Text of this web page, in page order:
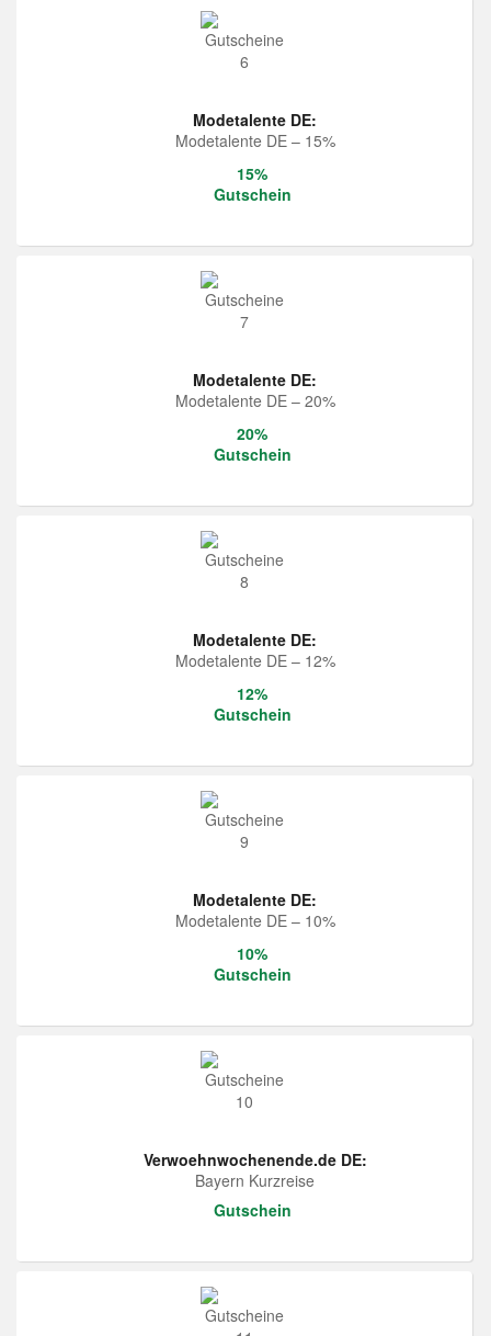
Modetalente DE:
Modetalente DE – 15%
15%
Gutschein
Modetalente DE:
Modetalente DE – 20%
20%
Gutschein
Modetalente DE:
Modetalente DE – 12%
12%
Gutschein
Modetalente DE:
Modetalente DE – 10%
10%
Gutschein
Verwoehnwochenende.de DE:
Bayern Kurzreise
Gutschein